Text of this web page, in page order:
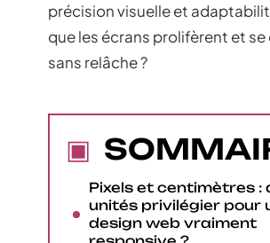
précision visuelle et
que les écrans prolifèrent et
sans relâche ?
Pixels et centimètres :
unités privilégier pour
design web vraiment